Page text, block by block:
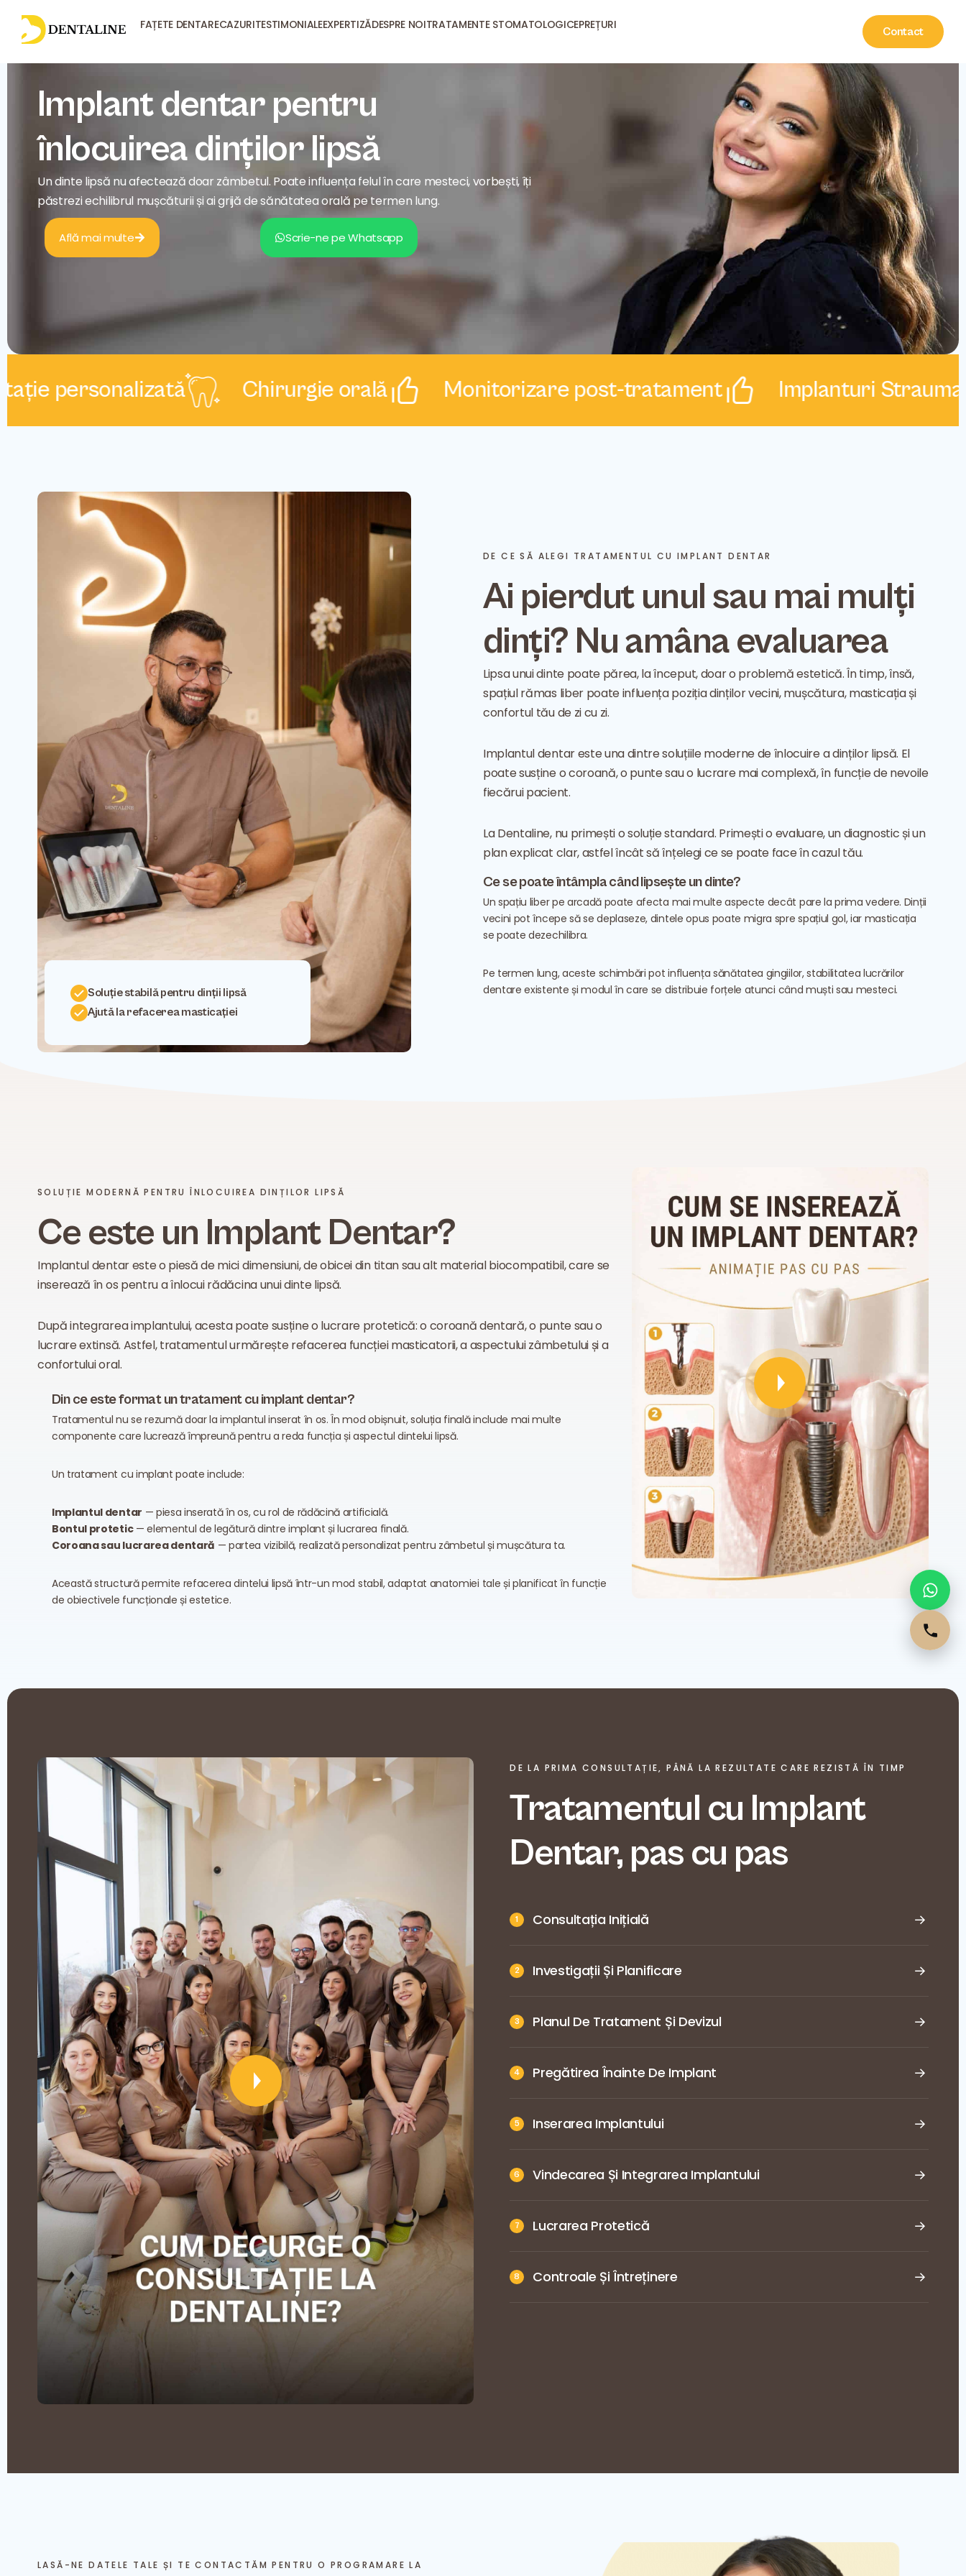
FAȚETE DENTARECAZURITESTIMONIALEEXPERTIZĂDESPRE NOITRATAMENTE STOMATOLOGICEPREȚURI Contact
Implant dentar pentru
înlocuirea dinților lipsă
Un dinte lipsă nu afectează doar zâmbetul. Poate influența felul în care mesteci, vorbești, îți
păstrezi echilibrul mușcăturii și ai grijă de sănătatea orală pe termen lung.
Află mai multe Scrie-ne pe Whatsapp
personalizată Chirurgie orală Monitorizare post-tratament Implanturi Straumann
Soluție stabilă pentru dinții lipsă
Ajută la refacerea masticației
DE CE SĂ ALEGI TRATAMENTUL CU IMPLANT DENTAR
Ai pierdut unul sau mai mulți
dinți? Nu amâna evaluarea
Lipsa unui dinte poate părea, la început, doar o problemă estetică. În timp, însă,
spațiul rămas liber poate influența poziția dinților vecini, mușcătura, masticația și
confortul tău de zi cu zi.
Implantul dentar este una dintre soluțiile moderne de înlocuire a dinților lipsă. El
poate susține o coroană, o punte sau o lucrare mai complexă, în funcție de nevoile
fiecărui pacient.
La Dentaline, nu primești o soluție standard. Primești o evaluare, un diagnostic și un
plan explicat clar, astfel încât să înțelegi ce se poate face în cazul tău.
Ce se poate întâmpla când lipsește un dinte?
Un spațiu liber pe arcadă poate afecta mai multe aspecte decât pare la prima vedere. Dinții
vecini pot începe să se deplaseze, dintele opus poate migra spre spațiul gol, iar masticația
se poate dezechilibra.
Pe termen lung, aceste schimbări pot influența sănătatea gingiilor, stabilitatea lucrărilor
dentare existente și modul în care se distribuie forțele atunci când muști sau mesteci.
SOLUȚIE MODERNĂ PENTRU ÎNLOCUIREA DINȚILOR LIPSĂ
Ce este un Implant Dentar?
Implantul dentar este o piesă de mici dimensiuni, de obicei din titan sau alt material biocompatibil, care se
inserează în os pentru a înlocui rădăcina unui dinte lipsă.
După integrarea implantului, acesta poate susține o lucrare protetică: o coroană dentară, o punte sau o
lucrare extinsă. Astfel, tratamentul urmărește refacerea funcției masticatorii, a aspectului zâmbetului și a
confortului oral.
Din ce este format un tratament cu implant dentar?
Tratamentul nu se rezumă doar la implantul inserat în os. În mod obișnuit, soluția finală include mai multe
componente care lucrează împreună pentru a reda funcția și aspectul dintelui lipsă.
Un tratament cu implant poate include:
Implantul dentar — piesa inserată în os, cu rol de rădăcină artificială.
Bontul protetic— elementul de legătură dintre implant și lucrarea finală.
Coroana sau lucrarea dentară — partea vizibilă, realizată personalizat pentru zâmbetul și mușcătura ta.
Această structură permite refacerea dintelui lipsă într-un mod stabil, adaptat anatomiei tale și planificat în funcție
de obiectivele funcționale și estetice.
DE LA PRIMA CONSULTAȚIE, PÂNĂ LA REZULTATE CARE REZISTĂ ÎN TIMP
Tratamentul cu Implant
Dentar, pas cu pas
Consultația Inițială
Investigații Și Planificare
Planul De Tratament Și Devizul
Pregătirea Înainte De Implant
Inserarea Implantului
Vindecarea Și Integrarea Implantului
Lucrarea Protetică
Controale Și Întreținere
LASĂ-NE DATELE TALE ȘI TE CONTACTĂM PENTRU O PROGRAMARE LA